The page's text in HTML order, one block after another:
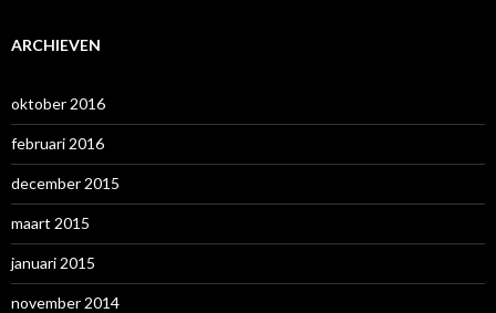
ARCHIEVEN
oktober 2016
februari 2016
december 2015
maart 2015
januari 2015
november 2014